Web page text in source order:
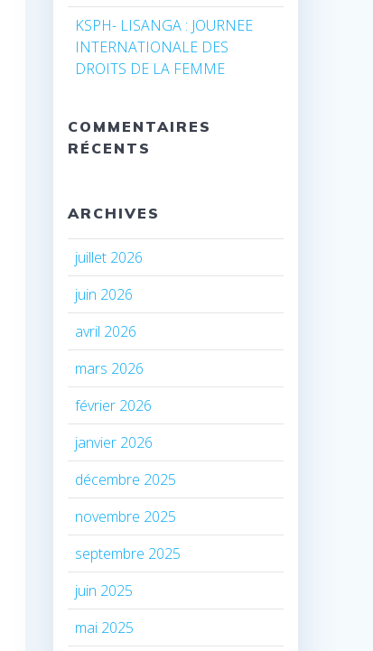
KSPH- LISANGA : JOURNEE
INTERNATIONALE DES
DROITS DE LA FEMME
COMMENTAIRES
RÉCENTS
ARCHIVES
juillet 2026
juin 2026
avril 2026
mars 2026
février 2026
janvier 2026
décembre 2025
novembre 2025
septembre 2025
juin 2025
mai 2025